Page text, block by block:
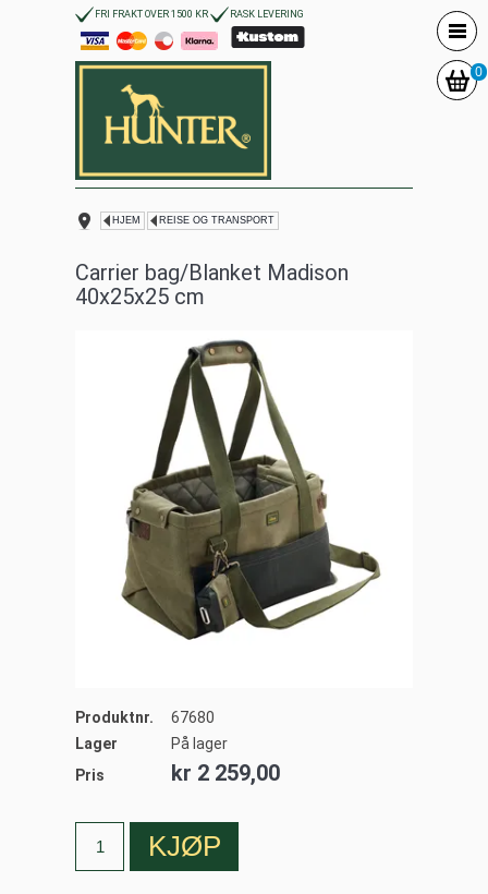
0
FRI FRAKT OVER 1500 KR RASK LEVERING
HJEM REISE OG TRANSPORT
Carrier bag/Blanket Madison
40x25x25 cm
Produktnr.
67680
Lager
På lager
Pris
kr 2 259,00